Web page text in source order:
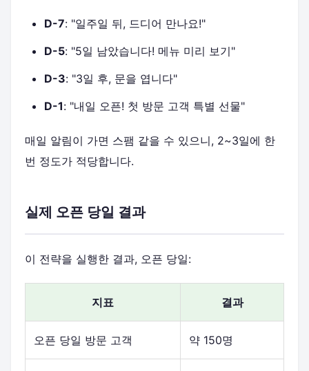
D-7: "일주일 뒤, 드디어 만나요!"
D-5: "5일 남았습니다! 메뉴 미리 보기"
D-3: "3일 후, 문을 엽니다"
D-1: "내일 오픈! 첫 방문 고객 특별 선물"
매일 알림이 가면 스팸 같을 수 있으니, 2~3일에 한
번 정도가 적당합니다.
실제 오픈 당일 결과
이 전략을 실행한 결과, 오픈 당일:
지표 결과
오픈 당일 방문 고객 약 150명